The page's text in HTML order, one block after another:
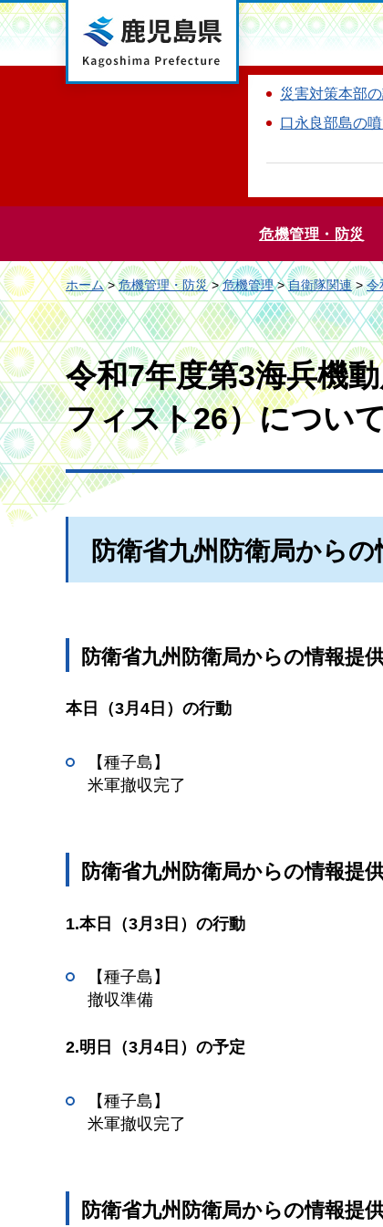
鹿児島県
災害対策本部
口永良部島の
危機管理・防災
ホーム>危機管理・防災>危機管理>自衛隊関連>令
令和7年度第3海兵機
フィスト26）について
防衛省九州防衛局からの
防衛省九州防衛局からの情報提
本日（3月4日）の行動
【種子島】
米軍撤収完了
防衛省九州防衛局からの情報提
1.本日（3月3日）の行動
【種子島】
撤収準備
2.明日（3月4日）の予定
【種子島】
米軍撤収完了
防衛省九州防衛局からの情報提